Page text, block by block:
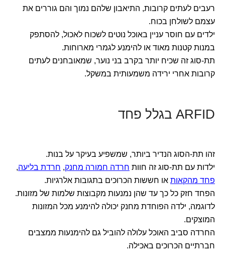
רעבים לעתים קרובות, התיאבון שלהם נמוך והם גוררים את
עצמם לשולחן בכוח.
ילדים עם חוסר עניין באוכל נוטים לשכוח לאכול, להסתפק
במנות קטנות מאוד או להימנע לגמרי מארוחות.
תת-סוג זה שכיח יותר בקרב בני נוער, שמאובחנים לעתים
קרובות אחרי ירידה משמעותית במשקל.
ARFID בגלל פחד
זהו תת-הסוג הנדיר ביותר, שמשפיע בעיקר על בנות.
ילדות עם תת-סוג זה חוות חרדה חמורה מחנק, חרדת בליעה,
פחד מהקאות או חששות הכרוכים בתגובות אלרגיות.
הפחד חזק כל כך עד שהן נמנעות מקבוצות שלמות של מזונות.
לדוגמה, ילדה הפוחדת מחנק יכולה להימנע מכל המזונות
המוצקים.
החרדה סביב האוכל עלולה להוביל גם להימנעות ממצבים
חברתיים הכרוכים באכילה.